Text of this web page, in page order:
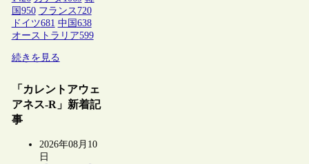
国 950 フランス 720
ドイツ681 中国 638
オーストラリア599
続きを見る
「カレントアウェ
アネス-R」新着記
事
2026年08月10
日